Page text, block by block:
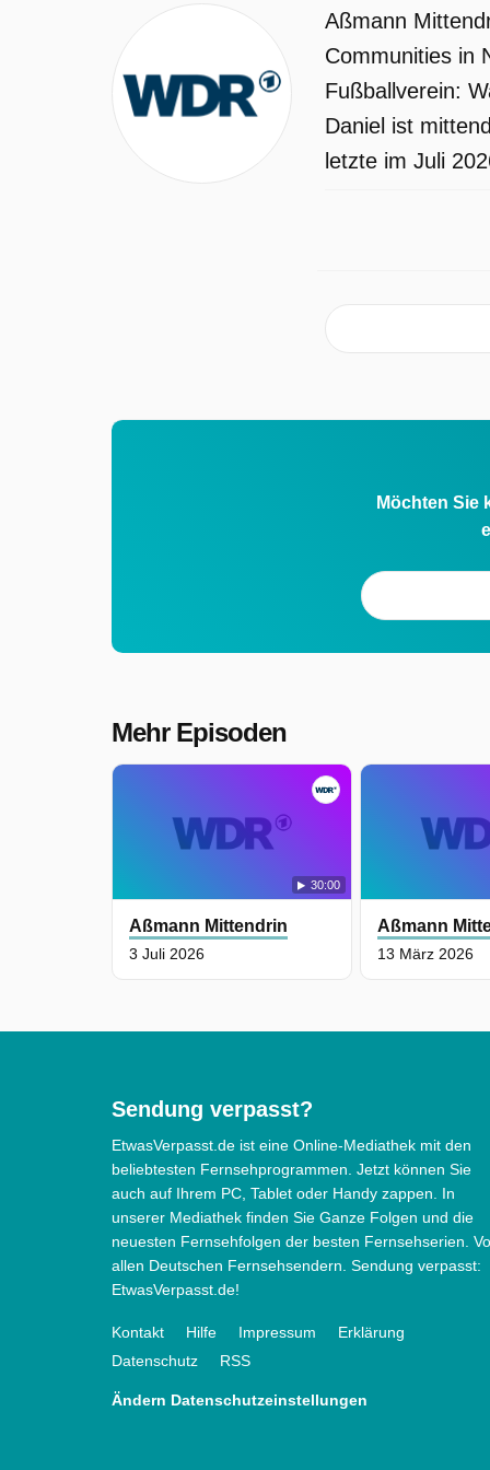
Aßmann
Communities in
Fußballverein:
Daniel ist
letzte im Juli
Möchten Sie
Mehr Episoden
30:00
Aßmann Mittendrin
3 Juli 2026
Aßmann
13 März 2026
Sendung verpasst?
EtwasVerpasst.de ist eine Online-Mediathek mit den
beliebtesten Fernsehprogrammen. Jetzt können Sie
auch auf Ihrem PC, Tablet oder Handy zappen. In
unserer Mediathek finden Sie Ganze Folgen und die
neuesten Fernsehfolgen der besten Fernsehserien.
allen Deutschen Fernsehsendern. Sendung verpasst:
EtwasVerpasst.de!
Kontakt Hilfe Impressum
Erklärung
Datenschutz
RSS
Ändern Datenschutzeinstellungen